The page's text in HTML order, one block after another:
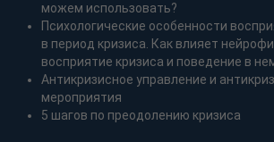
можем использовать?
Психологические особенности
в период кризиса. Как влияет
восприятие кризиса и поведение в
Антикризисное управление и
мероприятия
5 шагов по преодолению кризиса